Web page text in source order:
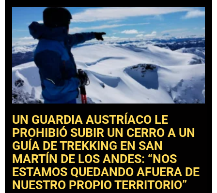
UN GUARDIA AUSTRÍACO LE
PROHIBIÓ SUBIR UN CERRO A UN
GUÍA DE TREKKING EN SAN
MARTÍN DE LOS ANDES: “NOS
ESTAMOS QUEDANDO AFUERA DE
NUESTRO PROPIO TERRITORIO”